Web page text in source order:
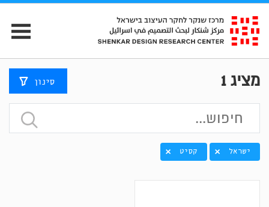
מציג1 סינון
ישראל קסיט